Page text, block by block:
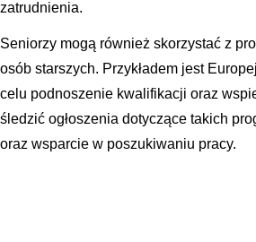
zatrudnienia.
Seniorzy mogą również skorzystać z
osób starszych. Przykładem jest
celu podnoszenie kwalifikacji oraz
śledzić ogłoszenia dotyczące takich
oraz wsparcie w poszukiwaniu pracy.